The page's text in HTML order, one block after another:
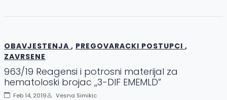
OBAVJESTENJA , PREGOVARACKI POSTUPCI ,
ZAVRSENE
963/19 Reagensi i potrosni materijal za
hematoloski brojac ,,3-DIF EMEMLD”
Feb 14, 2019 Vesna Simikic